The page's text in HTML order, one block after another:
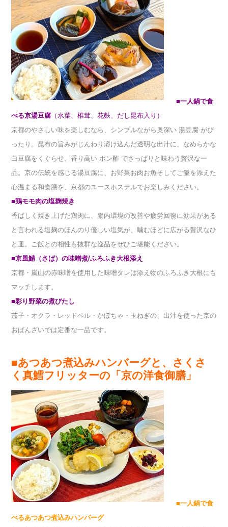
■一人鍋で食
べる京湯豆腐 （水菜、椎茸、花麩、だし昆布入り）
京都のやさしい味を楽しむなら、シンプルながら奥深い 湯豆腐 がぴ
ったり。昆布の旨みがじんわり溶け込んだ透明な出汁に、なめらかな
白豆腐をくぐらせ、香り高い ポン酢 でさっぱりと味わう贅沢な一
品。京の伝統を感じる湯豆腐に、お野菜お肉お魚そしてご飯を添えた
心温まる和食膳を、京都のユースホステルでお楽しみください。
■鶏モモ肉の塩麹焼き
香ばしく焼き上げた鶏肉に、腸内環境の改善や疲労回復に効果がある
と言われる塩麹のほんのり優しい塩気が、噛むほどに広がる贅沢なひ
と皿。ご飯との相性も抜群な逸品をぜひご堪能ください。
■京風鯖（さば）の味噌煮/ふろふき大根添え
京都・嵐山の赤味噌を使用した味噌タレは添え物のふろふき大根にも
マッチします。
■彩り野菜の煮びたし
茄子・オクラ・レッドベル・かぼちゃ・玉ねぎの、出汁を使った京の
おばんざいでは定番な一品です。
■あつあつ煮込みハンバーグと、さくさ
く真鱈フリッターの「京の洋食御膳」
■一人鍋で食
べるあつあつ煮込みハンバーグ